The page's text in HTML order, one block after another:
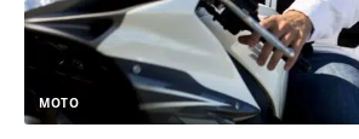
MOTO